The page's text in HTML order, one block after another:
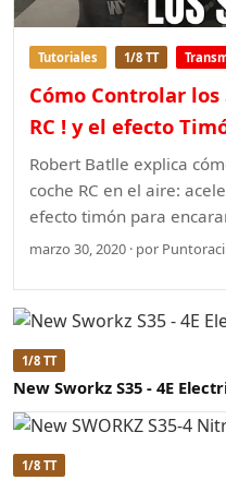
Tutoriales 1/8 TT
Cómo Controlar los
RC ! y el efecto
Robert Batlle explica
coche RC en el aire:
efecto timón para
marzo 30, 2020 · por
1/8 TT
New Sworkz S35 - 4E
1/8 TT